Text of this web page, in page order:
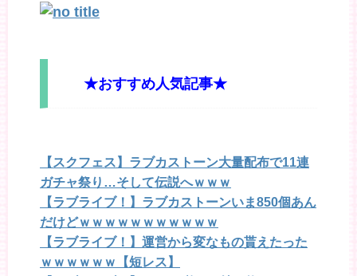
★おすすめ人気記事★
【スクフェス】ラブカストーン大量配布で11連
ガチャ祭り…そして伝説へｗｗｗ
【ラブライブ！】ラブカストーンいま850個あん
だけどｗｗｗｗｗｗｗｗｗｗｗ
【ラブライブ！】運営から変なもの貰えたった
ｗｗｗｗｗｗ【短レス】